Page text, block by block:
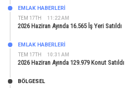
TEM 17TH 11:22 AM
EMLAK HABERLERI
2026 Haziran Ayında 16.565 İş Yeri Satıldı
TEM 17TH 10:31 AM
EMLAK HABERLERI
2026 Haziran Ayında 129.979 Konut Satıldı
BÖLGESEL